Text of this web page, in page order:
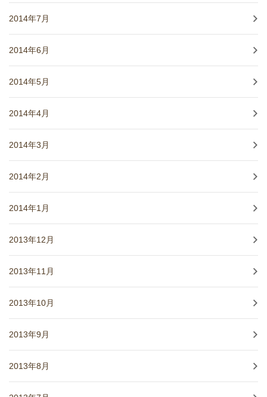
2014年7月
2014年6月
2014年5月
2014年4月
2014年3月
2014年2月
2014年1月
2013年12月
2013年11月
2013年10月
2013年9月
2013年8月